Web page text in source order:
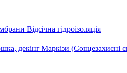
Відсічна гідроізоляція
декінг Маркізи (Сонцезахисні